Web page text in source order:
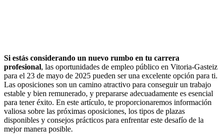
Si estás considerando un nuevo rumbo en tu carrera
profesional, las oportunidades de empleo público en Vitoria-Gasteiz
para el 23 de mayo de 2025 pueden ser una excelente opción para ti.
Las oposiciones son un camino atractivo para conseguir un trabajo
estable y bien remunerado, y prepararse adecuadamente es esencial
para tener éxito. En este artículo, te proporcionaremos información
valiosa sobre las próximas oposiciones, los tipos de plazas
disponibles y consejos prácticos para enfrentar este desafío de la
mejor manera posible.